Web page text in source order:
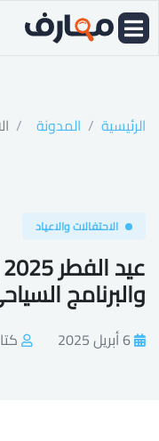
الرئيسية المدونة
الاحتفالات والاعياد
والبرنامج
6 أبريل 2025